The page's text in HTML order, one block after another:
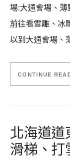
場:大通會場、
前往看雪雕、冰
以到大通會場、
CONTINUE
北海道道
滑梯、打